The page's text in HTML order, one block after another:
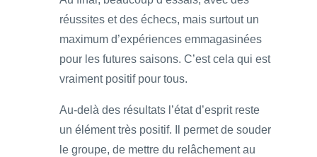
réussites et des échecs, mais surtout un
maximum d’expériences emmagasinées
pour les futures saisons. C’est cela qui est
vraiment positif pour tous.
Au-delà des résultats l’état d’esprit reste
un élément très positif. Il permet de souder
le groupe, de mettre du relâchement au